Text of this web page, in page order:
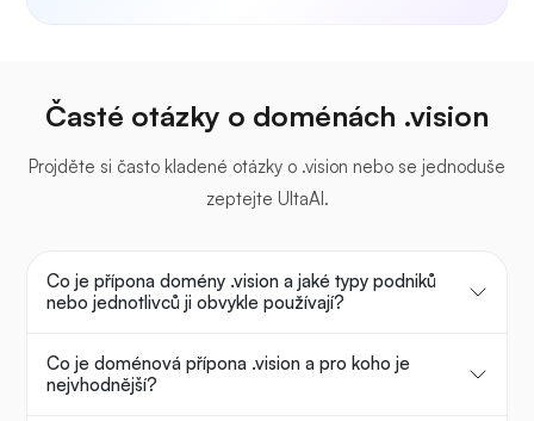
Časté otázky o doménách .vision
Projděte si často kladené otázky o .vision nebo se jednoduše
zeptejte UltaAI.
Co je přípona domény .vision a jaké typy podniků
nebo jednotlivců ji obvykle používají?
Co je doménová přípona .vision a pro koho je
nejvhodnější?